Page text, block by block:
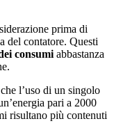
prima di
del contatore. Questi
consumi abbastanza
l’uso di un singolo
pari a 2000
risultano più contenuti